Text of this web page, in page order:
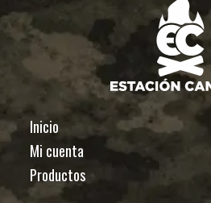
Inicio
Mi cuenta
Productos